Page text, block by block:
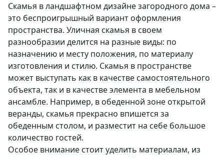
Скамья в ландшафтном дизайне загородного дома –
это беспроигрышный вариант оформления
пространства. Уличная скамья в своем
разнообразии делится на разные виды: по
назначению и месту положения, по материалу
изготовления и стилю. Скамья в пространстве
может выступать как в качестве самостоятельного
объекта, так и в качестве элемента в мебельном
ансамбле. Например, в обеденной зоне открытой
веранды, скамья прекрасно впишется за
обеденным столом, и разместит на себе большое
количество гостей.
Особое внимание стоит уделить материалам, из